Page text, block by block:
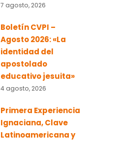
7 agosto, 2026
Boletín CVPI –
Agosto 2026: «La
identidad del
apostolado
educativo jesuita»
4 agosto, 2026
Primera Experiencia
Ignaciana, Clave
Latinoamericana y